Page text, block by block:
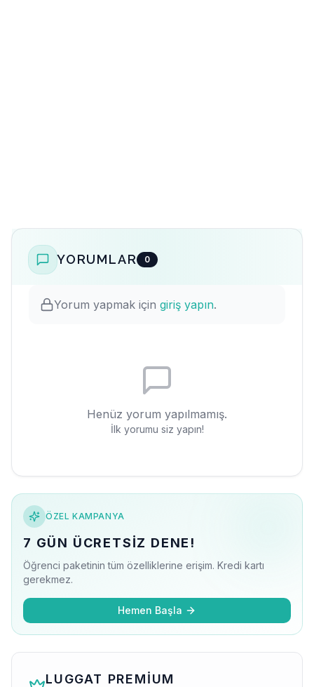
YORUMLAR 0
Yorum yapmak için giriş yapın.
Henüz yorum yapılmamış.
İlk yorumu siz yapın!
ÖZEL KAMPANYA
7 GÜN ÜCRETSIZ DENE!
Öğrenci paketinin tüm özelliklerine erişim. Kredi kartı
gerekmez.
Hemen Başla
LUGGAT PREMIUM